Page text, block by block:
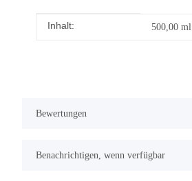
Produkteigenschaft
Wert
Inhalt: 500,00 ml
Bewertungen
Benachrichtigen, wenn verfügbar